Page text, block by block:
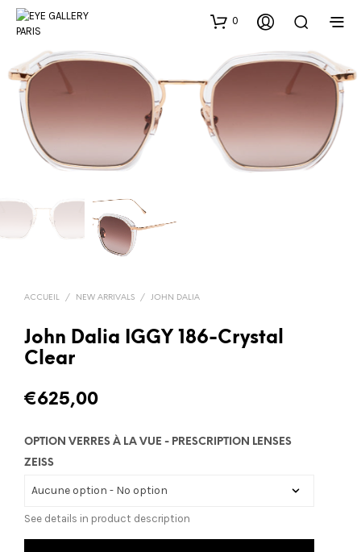
0
ACCUEIL / NEW ARRIVALS / JOHN DALIA
John Dalia IGGY 186-Crystal
Clear
€625,00
OPTION VERRES À LA VUE - PRESCRIPTION LENSES
ZEISS
See details in product description